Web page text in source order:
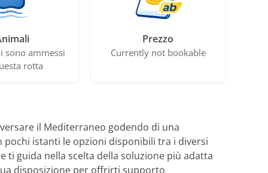
sono ammessi
rotta
Prezzo
Currently not bookable
il Mediterraneo godendo di una
istanti le opzioni disponibili tra i diversi
guida nella scelta della soluzione più adatta
disposizione per offrirti supporto